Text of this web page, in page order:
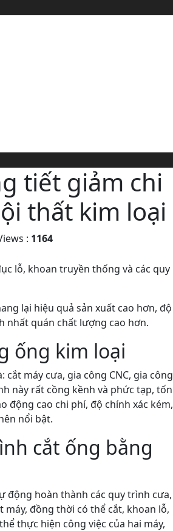
tiết giảm chi
thất kim loại
: 1164
lỗ, khoan truyền thống và các quy
lại hiệu quả sản xuất cao hơn, độ
nhất quán chất lượng cao hơn.
ống kim loại
máy cưa, gia công CNC, gia công
này rất cồng kềnh và phức tạp, tốn
động cao chi phí, độ chính xác kém,
nổi bật.
cắt ống bằng
động hoàn thành các quy trình cưa,
đồng thời có thể cắt, khoan lỗ,
thực hiện công việc của hai máy,